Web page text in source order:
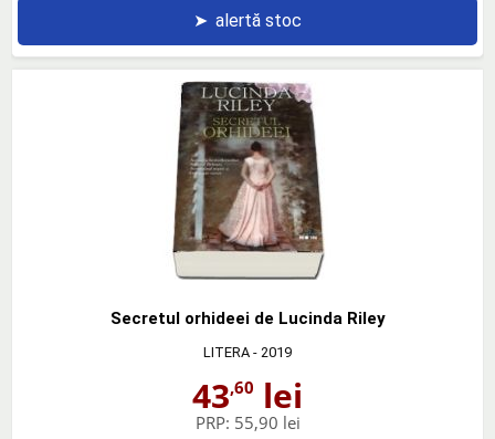
➤ alertă stoc
Secretul orhideei de Lucinda Riley
LITERA - 2019
43,60 lei
PRP: 55,90 lei